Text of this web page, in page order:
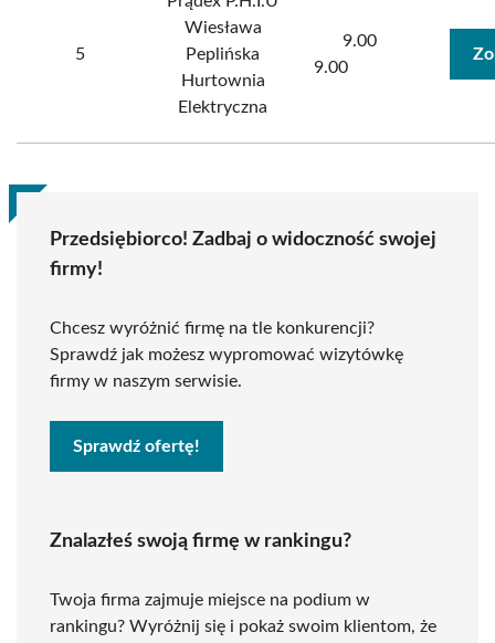
5
Wiesława
Peplińska
Hurtownia
Elektryczna
9.00
9.00
Przedsiębiorco! Zadbaj o widoczność swojej
firmy!
Chcesz wyróżnić firmę na tle konkurencji?
Sprawdź jak możesz wypromować wizytówkę
firmy w naszym serwisie.
Sprawdź ofertę!
Znalazłeś swoją firmę w rankingu?
Twoja firma zajmuje miejsce na podium w
rankingu? Wyróżnij się i pokaż swoim klientom, że